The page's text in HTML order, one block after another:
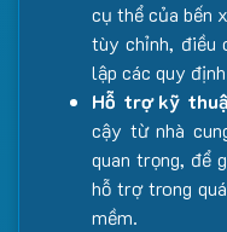
cụ thể của bến
tùy chỉnh, điều
lập các quy
Hỗ trợ kỹ
cậy từ nhà
quan trọng, để
hỗ trợ trong
mềm.